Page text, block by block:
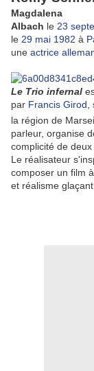
Magdalena
Albach le 23
le 29 mai 1982 à
une actrice
Le Trio infernal
par Francis Girod
la région de
parleur, organise
complicité de
Le réalisateur
composer un film
et réalisme